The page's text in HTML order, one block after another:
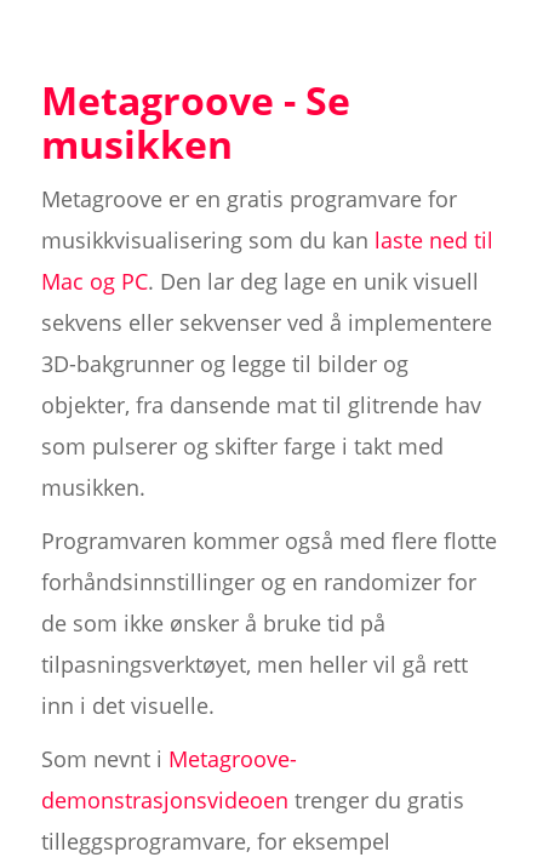
Metagroove - Se
musikken
Metagroove er en gratis programvare for
musikkvisualisering som du kan laste ned til
Mac og PC. Den lar deg lage en unik visuell
sekvens eller sekvenser ved å implementere
3D-bakgrunner og legge til bilder og
objekter, fra dansende mat til glitrende hav
som pulserer og skifter farge i takt med
musikken.
Programvaren kommer også med flere flotte
forhåndsinnstillinger og en randomizer for
de som ikke ønsker å bruke tid på
tilpasningsverktøyet, men heller vil gå rett
inn i det visuelle.
Som nevnt i Metagroove-
demonstrasjonsvideoen trenger du gratis
tilleggsprogramvare, for eksempel